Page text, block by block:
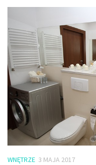
WNĘTRZE 3 MAJA 2017